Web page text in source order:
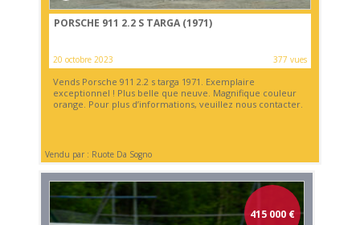
PORSCHE 911 2.2 S TARGA (1971)
20 octobre 2023 377 vues
Vends Porsche 911 2.2 s targa 1971. Exemplaire
exceptionnel ! Plus belle que neuve. Magnifique couleur
orange. Pour plus d’informations, veuillez nous contacter.
Vendu par : Ruote Da Sogno
415 000 €